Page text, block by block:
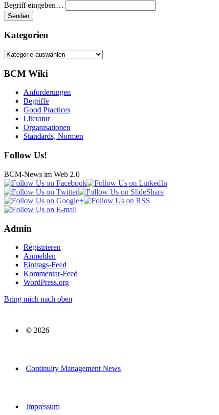
Begriff eingeben…
Kategorien
Kategorien
BCM Wiki
Anforderungen
Begriffe
Good Practices
Literatur
Organisationen
Standards, Normen
Follow Us!
BCM-News im Web 2.0
Admin
Registrieren
Anmelden
Eintrags-Feed
Kommentar-Feed
WordPress.org
Bring mich nach oben
© 2026
Continuity Management News
Impressum